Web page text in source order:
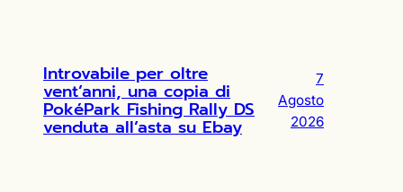
Introvabile per oltre
vent’anni, una copia di
PokéPark Fishing Rally DS
venduta all’asta su Ebay
7
Agosto
2026